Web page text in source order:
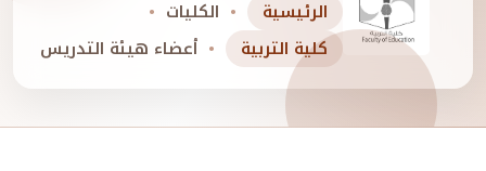
الرئيسية
الكليات
كلية التربية
أعضاء هيئة التدريس